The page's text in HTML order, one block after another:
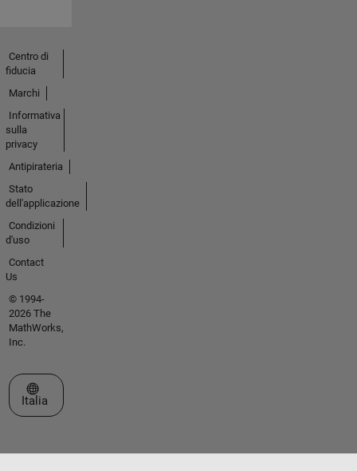
Centro di
fiducia
Marchi
Informativa
sulla
privacy
Antipirateria
Stato
dell'applicazione
Condizioni
d'uso
Contact
Us
© 1994-
2026 The
MathWorks,
Inc.
Seleziona un sito web
Italia